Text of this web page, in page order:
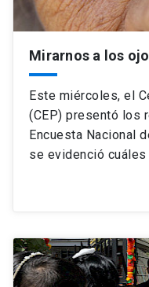
Mirarnos a los
Este miércoles, el
(CEP) presentó los
Encuesta Nacional
se evidenció